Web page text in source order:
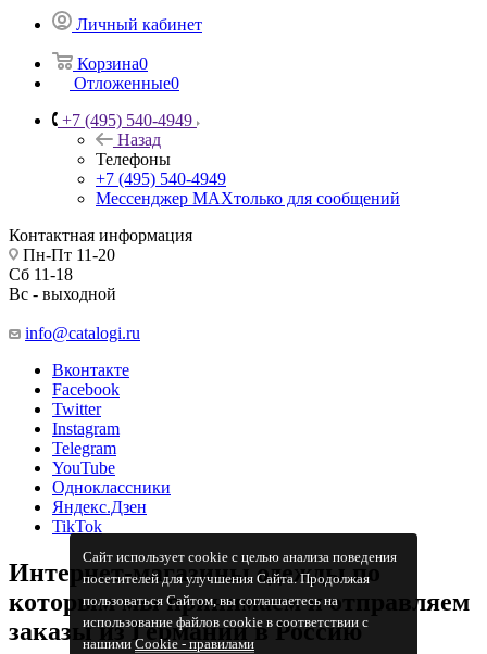
Сайт использует cookie с целью анализа поведения
посетителей для улучшения Сайта. Продолжая
пользоваться Сайтом, вы соглашаетесь на
использование файлов cookie в соответствии с
нашимиCookiе - правилами
Личный кабинет
Корзина0
Отложенные0
+7 (495) 540-4949
Назад
Телефоны
+7 (495) 540-4949
Мессенджер МАХтолько для сообщений
Контактная информация
Пн-Пт 11-20
Сб 11-18
Вс - выходной
info@catalogi.ru
Вконтакте
Facebook
Twitter
Instagram
Telegram
YouTube
Одноклассники
Яндекс.Дзен
TikTok
Интернет-магазины одежды по
которым мы принимаем и отправляем
заказы из Германии в Россию